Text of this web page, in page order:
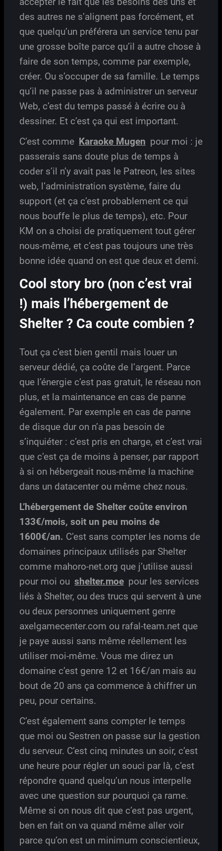
des autres ne s’alignent pas forcément, et
que quelqu’un préférera un service tenu par
une grosse boîte parce qu’il a autre chose à
faire de son temps, comme par exemple,
créer. Ou s’occuper de sa famille. Le temps
qu’il ne passe pas à administrer un serveur
Web, c’est du temps passé à écrire ou à
dessiner. Et c’est ça qui est important.
C’est comme Karaoke Mugen pour moi : je
passerais sans doute plus de temps à
coder s’il n’y avait pas le Patreon, les sites
web, l’administration système, faire du
support (et ça c’est probablement ce qui
nous bouffe le plus de temps), etc. Pour
KM on a choisi de pratiquement tout gérer
nous-même, et c’est pas toujours une très
bonne idée quand on est que deux et demi.
Cool story bro (non c’est vrai
!) mais l’hébergement de
Shelter ? Ca coute combien ?
Tout ça c’est bien gentil mais louer un
serveur dédié, ça coûte de l’argent. Parce
que l’énergie c’est pas gratuit, le réseau non
plus, et la maintenance en cas de panne
également. Par exemple en cas de panne
de disque dur on n’a pas besoin de
s’inquiéter : c’est pris en charge, et c’est vrai
que c’est ça de moins à penser, par rapport
à si on hébergeait nous-même la machine
dans un datacenter ou même chez nous.
L’hébergement de Shelter coûte environ
133€/mois, soit un peu moins de
1600€/an. C’est sans compter les noms de
domaines principaux utilisés par Shelter
comme mahoro-net.org que j’utilise aussi
pour moi ou shelter.moe pour les services
liés à Shelter, ou des trucs qui servent à une
ou deux personnes uniquement genre
axelgamecenter.com ou rafal-team.net que
je paye aussi sans même réellement les
utiliser moi-même. Vous me direz un
domaine c’est genre 12 et 16€/an mais au
bout de 20 ans ça commence à chiffrer un
peu, pour certains.
C’est également sans compter le temps
que moi ou Sestren on passe sur la gestion
du serveur. C’est cinq minutes un soir, c’est
une heure pour régler un souci par là, c’est
répondre quand quelqu’un nous interpelle
avec une question sur pourquoi ça rame.
Même si on nous dit que c’est pas urgent,
ben en fait on va quand même aller voir
parce qu’on est un minimum conscientieux,